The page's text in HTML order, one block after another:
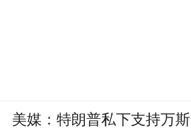
美媒：特朗普私下支持万斯